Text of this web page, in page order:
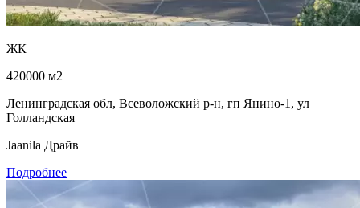
ЖК
420000 м2
Ленинградская обл, Всеволожский р-н, гп Янино-1, ул
Голландская
Jaanila Драйв
Подробнее